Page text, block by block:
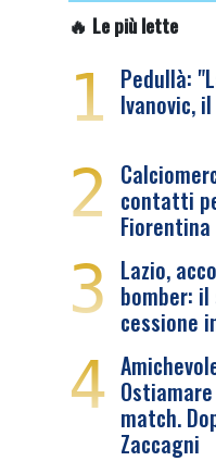
🔥 Le più lette
1 Pedullà:
Ivanovic,
2 contatti
3 Lazio,
bomber:
cessione
4 match.
Zaccagni